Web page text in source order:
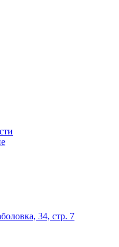
34, стр. 7